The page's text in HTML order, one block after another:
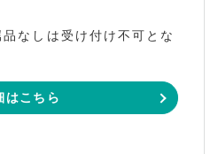
なしは受け付け不可とな
はこちら